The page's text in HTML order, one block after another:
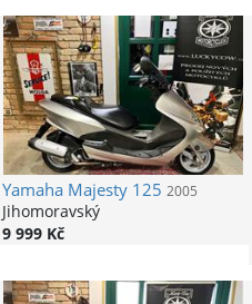
YamahaMajesty 125 2005
Jihomoravský
9 999 Kč